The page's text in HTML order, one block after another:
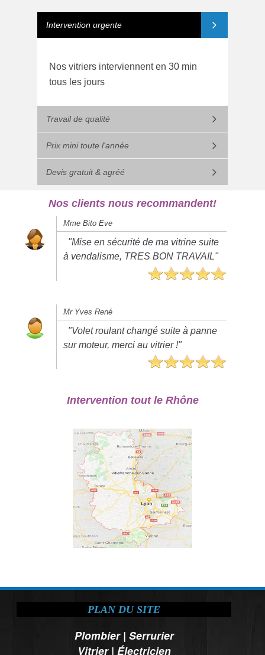
Intervention urgente
Nos vitriers interviennent en 30 min
tous les jours
Travail de qualité
Prix mini toute l'année
Devis gratuit & agréé
Nos clients nous recommandent!
Mme Bito Eve
"Mise en sécurité de ma vitrine suite
à vendalisme, TRES BON TRAVAIL"
Mr Yves René
"Volet roulant changé suite à panne
sur moteur, merci au vitrier !"
Intervention tout le Rhône
PLAN DU SITE
Plombier| Serrurier
Vitrier| Électricien